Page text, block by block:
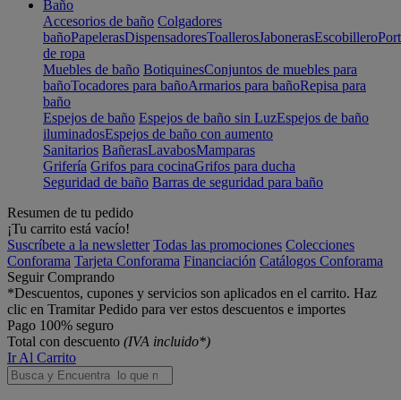
Baño
Accesorios de baño Colgadores
bañoPapelerasDispensadoresToallerosJabonerasEscobillero
de ropa
Muebles de baño BotiquinesConjuntos de muebles para
bañoTocadores para bañoArmarios para bañoRepisa para
baño
Espejos de baño Espejos de baño sin LuzEspejos de baño
iluminadosEspejos de baño con aumento
Sanitarios BañerasLavabosMamparas
Grifería Grifos para cocinaGrifos para ducha
Seguridad de baño Barras de seguridad para baño
Resumen de tu pedido
¡Tu carrito está vacío!
Suscríbete a la newsletter Todas las promociones Colecciones
Conforama Tarjeta Conforama Financiación Catálogos Conforama
Seguir Comprando
*Descuentos, cupones y servicios son aplicados en el carrito. Haz
clic en Tramitar Pedido para ver estos descuentos e importes
Pago 100% seguro
Total con descuento (IVA incluido*)
Ir Al Carrito